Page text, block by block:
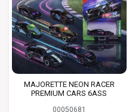
MAJORETTE NEON RACER
PREMIUM CARS 6ASS
00050681